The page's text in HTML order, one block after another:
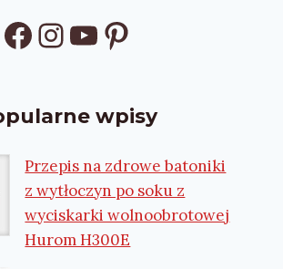
Facebook
Instagram
YouTube
Pinterest
wpisy
Przepis na zdrowe batoniki
z wytłoczyn po soku z
wyciskarki wolnoobrotowej
Hurom H300E